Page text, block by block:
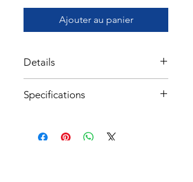
Ajouter au panier
Details
Léger et abordable
Specifications
Largeur du pneu: 2.00